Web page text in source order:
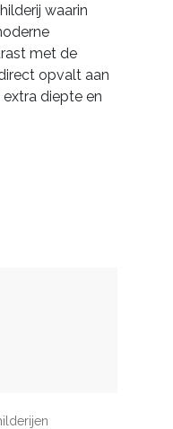
waarin
met de
opvalt aan
diepte en